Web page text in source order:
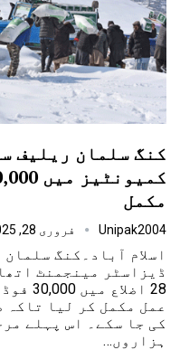
کنگ سلمان ریلیف
مکمل
Unipak2004 فروری 28, 2025
اسلام آباد۔کنگ
ڈیزاسٹر مینجمنٹ
28
عمل مکمل کر لیا
کی جا سکے۔ اس پہلے
ہزاروں…